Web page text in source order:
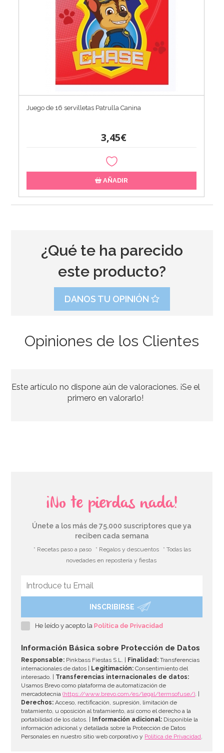
Juego de 16 servilletas Patrulla Canina
3,45€
AÑADIR
¿Qué te ha parecido
este producto?
DANOS TU OPINIÓN
Opiniones de los Clientes
Este artículo no dispone aún de valoraciones. ¡Se el
primero en valorarlo!
¡No te pierdas nada!
Únete a los más de 75.000 suscriptores que ya
reciben cada semana
* Recetas paso a paso * Regalos y descuentos
* Todas las
novedades en repostería y fiestas
INSCRIBIRSE
He leído y acepto laPolítica de Privacidad
Información Básica sobre Protección de Datos
Responsable: Pinkbass Fiestas S.L. | Finalidad: Transferencias
internacionales de datos |
Legitimación: Consentimiento del
interesado. | Transferencias internacionales de datos:
Usamos Brevo como plataforma de automatización de
mercadotecnia(https://www.brevo.com/es/legal/termsofuse/). |
Derechos: Acceso, rectificación, supresión, limitación de
tratamiento, u oposición al tratamiento, así como el derecho a la
portabilidad de los datos. |
Información adicional: Disponible la
información adicional y detallada sobre la Protección de Datos
Personales en nuestro sitio web corporativo y Política de Privacidad.